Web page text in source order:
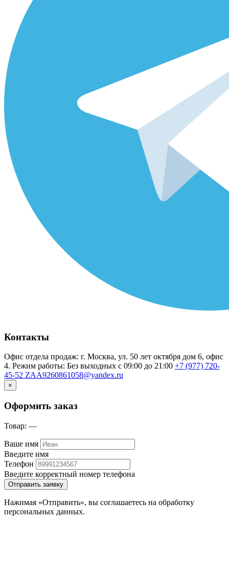
Контакты
Офис отдела продаж: г. Москва, ул. 50 лет октября дом 6, офис
4. Режим работы: Без выходных с 09:00 до 21:00 +7 (977) 720-
45-52 ZAA9260861058@yandex.ru
×
Оформить заказ
Товар: —
Ваше имя
Введите имя
Телефон
Введите корректный номер телефона
Отправить заявку
Нажимая «Отправить», вы соглашаетесь на обработку
персональных данных.